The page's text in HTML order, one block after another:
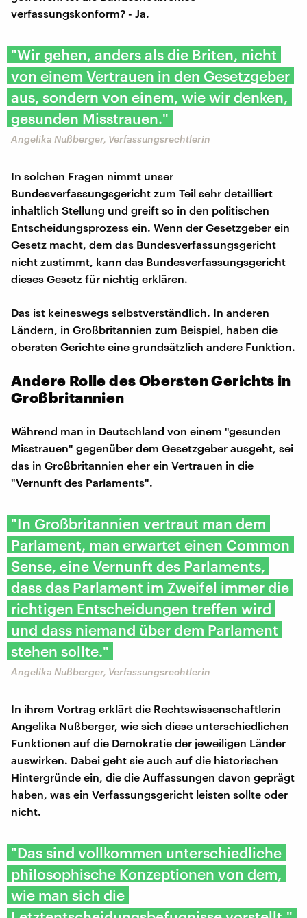
verfassungskonform? - Ja.
"Wir gehen, anders als die Briten, nicht
von einem Vertrauen in den Gesetzgeber
aus, sondern von einem, wie wir denken,
gesunden Misstrauen."
Angelika Nußberger, Verfassungsrechtlerin
In solchen Fragen nimmt unser
Bundesverfassungsgericht zum Teil sehr detailliert
inhaltlich Stellung und greift so in den politischen
Entscheidungsprozess ein. Wenn der Gesetzgeber ein
Gesetz macht, dem das Bundesverfassungsgericht
nicht zustimmt, kann das Bundesverfassungsgericht
dieses Gesetz für nichtig erklären.
Das ist keineswegs selbstverständlich. In anderen
Ländern, in Großbritannien zum Beispiel, haben die
obersten Gerichte eine grundsätzlich andere Funktion.
Andere Rolle des Obersten Gerichts in
Großbritannien
Während man in Deutschland von einem "gesunden
Misstrauen" gegenüber dem Gesetzgeber ausgeht, sei
das in Großbritannien eher ein Vertrauen in die
"Vernunft des Parlaments".
"In Großbritannien vertraut man dem
Parlament, man erwartet einen Common
Sense, eine Vernunft des Parlaments,
dass das Parlament im Zweifel immer die
richtigen Entscheidungen treffen wird
und dass niemand über dem Parlament
stehen sollte."
Angelika Nußberger, Verfassungsrechtlerin
In ihrem Vortrag erklärt die Rechtswissenschaftlerin
Angelika Nußberger, wie sich diese unterschiedlichen
Funktionen auf die Demokratie der jeweiligen Länder
auswirken. Dabei geht sie auch auf die historischen
Hintergründe ein, die die Auffassungen davon geprägt
haben, was ein Verfassungsgericht leisten sollte oder
nicht.
"Das sind vollkommen unterschiedliche
philosophische Konzeptionen von dem,
wie man sich die